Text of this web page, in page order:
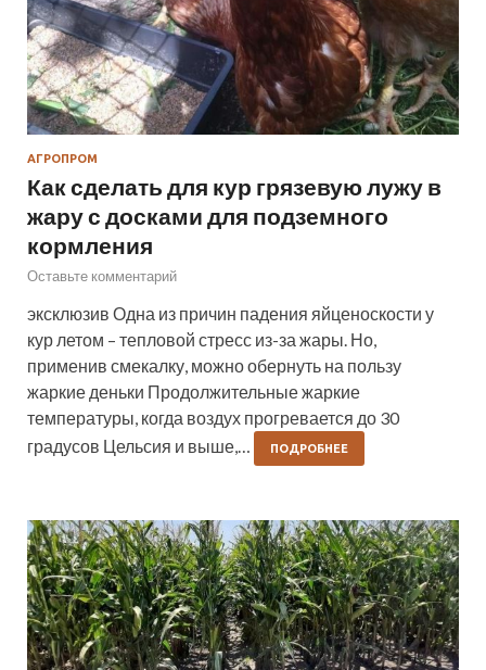
АГРОПРОМ
Как сделать для кур грязевую лужу в
жару с досками для подземного
кормления
Оставьте комментарий
эксклюзив Одна из причин падения яйценоскости у
кур летом – тепловой стресс из-за жары. Но,
применив смекалку, можно обернуть на пользу
жаркие деньки Продолжительные жаркие
температуры, когда воздух прогревается до 30
градусов Цельсия и выше,…
ПОДРОБНЕЕ